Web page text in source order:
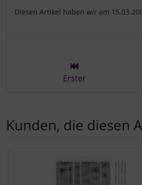
Diesen Artikel haben wir am
Erster
Kunden, die diesen